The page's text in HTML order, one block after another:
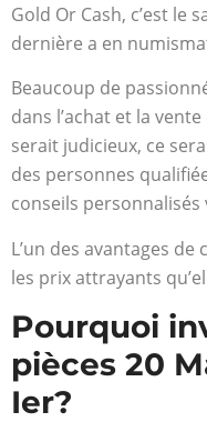
Gold Or Cash, c’est le
dernière a en
Beaucoup de
dans l’achat et la
serait judicieux, ce
des personnes
conseils
L’un des avantages de
les prix attrayants
Pourquoi
pièces 20
Ier?